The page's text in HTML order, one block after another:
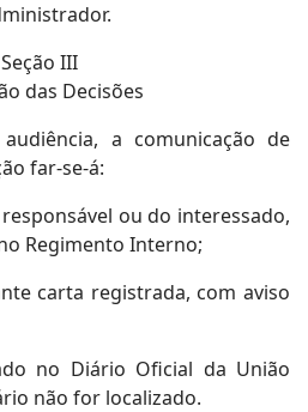
Seção III
das Decisões
a comunicação de
far-se-á:
ou do interessado,
Regimento Interno;
carta registrada, com aviso
no Diário Oficial da União
não for localizado.